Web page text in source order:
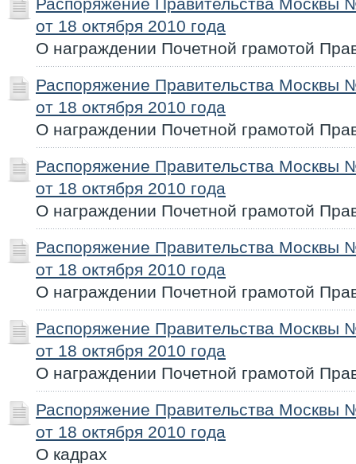
от 18 октября 2010 года
О награждении Почетной грамотой
Распоряжение Правительства Москвы
от 18 октября 2010 года
О награждении Почетной грамотой
Распоряжение Правительства Москвы
от 18 октября 2010 года
О награждении Почетной грамотой
Распоряжение Правительства Москвы
от 18 октября 2010 года
О награждении Почетной грамотой
Распоряжение Правительства Москвы
от 18 октября 2010 года
О награждении Почетной грамотой
Распоряжение Правительства Москвы
от 18 октября 2010 года
О кадрах